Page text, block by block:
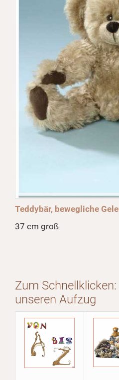
Teddybär, bewegliche
37 cm groß
Zum
unseren Aufzug